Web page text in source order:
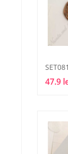
47.9